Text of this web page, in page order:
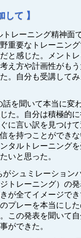
して 】
トレーニング精神面
重要なトレーニン
と感じた。メント
え方や計画性がも
。自分も受講して
話を聞いて本当に変
た。自分は積極的
に言い訳を見つけ
を持つことができ
タルトレーニング
いと思った。
がシュミレーション
トレーニング）の発
が全てイメージで
プレーを本当にした
この発表を聞いて
ができた。